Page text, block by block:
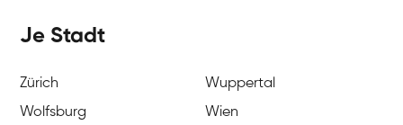
Je Stadt
Zürich
Wuppertal
Wolfsburg
Wien